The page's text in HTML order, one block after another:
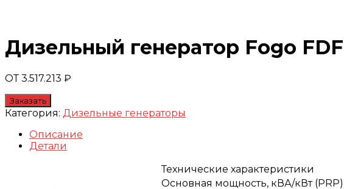
Дизельный генератор Fogo
ОТ 3.517.213 ₽
Заказать
Категория: Дизельные генераторы
Описание
Детали
Технические характеристики
Основная мощность, кВА/кВт (PRP)